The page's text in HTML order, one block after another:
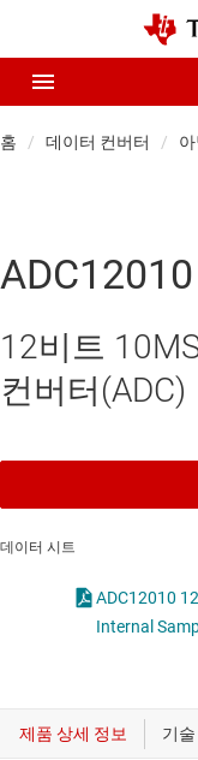
홈 데이터 컨버터
ADC12010
12비트
컨버터(ADC)
데이터 시트
ADC12010
Internal